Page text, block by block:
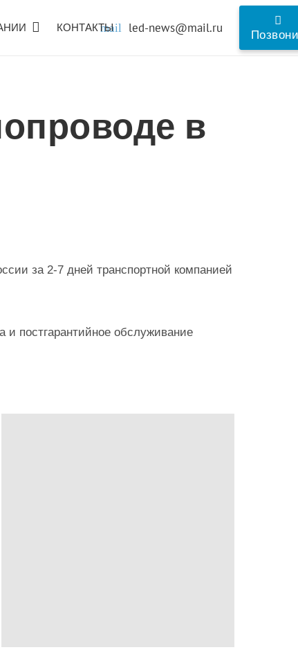
КОНТАКТЫ
mail led-news@mail.ru
в
за 2-7 дней транспортной компанией
и постгарантийное обслуживание